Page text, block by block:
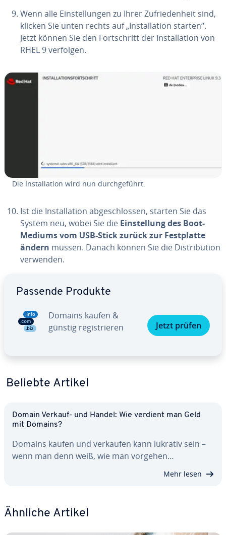
Wenn alle Ein­stel­lun­gen zu Ihrer Zu­frie­den­heit sind,
klicken Sie unten rechts auf „In­stal­la­ti­on starten“.
Jetzt können Sie den Fort­schritt der In­stal­la­ti­on von
RHEL 9 verfolgen.
Die In­stal­la­ti­on wird nun durch­ge­führt.
Ist die In­stal­la­ti­on ab­ge­schlos­sen, starten Sie das
System neu, wobei Sie die Ein­stel­lung des Boot-
Mediums vom USB-Stick zurück zur Fest­plat­te
ändern müssen. Danach können Sie die Dis­tri­bu­ti­on
verwenden.
Passende Produkte
Domains kaufen &
günstig re­gis­trie­ren
Jetzt prüfen
Beliebte Artikel
Domain Verkauf- und Handel: Wie verdient man Geld
mit Domains?
Domains kaufen und verkaufen kann lukrativ sein –
wenn man denn weiß, wie man vorgehen…
Mehr lesen
Ähnliche Artikel